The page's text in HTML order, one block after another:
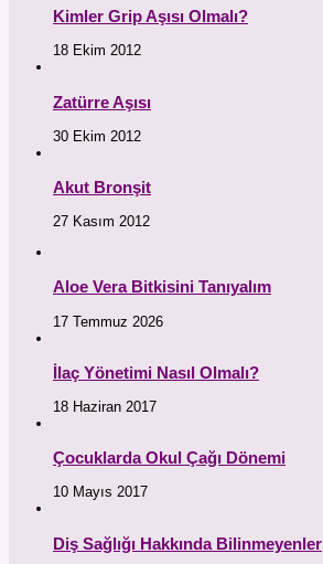
Kimler Grip Aşısı Olmalı?
18 Ekim 2012
Zatürre Aşısı
30 Ekim 2012
Akut Bronşit
27 Kasım 2012
Aloe Vera Bitkisini Tanıyalım
17 Temmuz 2026
İlaç Yönetimi Nasıl Olmalı?
18 Haziran 2017
Çocuklarda Okul Çağı Dönemi
10 Mayıs 2017
Diş Sağlığı Hakkında Bilinmeyenler